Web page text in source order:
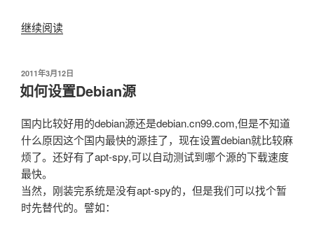
继续阅读
真
相
代
码
源
黑
了”
发
布
于
2011年3月12日
如何设置Debian源
国内比较好用的debian源还是debian.cn99.com,但是不知道
什么原因这个国内最快的源挂了，现在设置debian就比较麻
烦了。还好有了apt-spy,可以自动测试到哪个源的下载速度
最快。
当然，刚装完系统是没有apt-spy的，但是我们可以找个暂
时先替代的。譬如：